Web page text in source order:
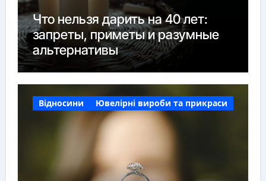
Что нельзя дарить на 40 лет:
запреты, приметы и разумные
альтернативы
Відносини Ювелірні вироби та прикраси